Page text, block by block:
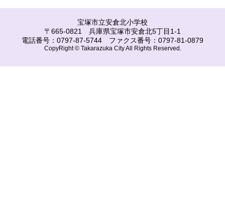
宝塚市立安倉北小学校
〒665-0821 兵庫県宝塚市安倉北5丁目1-1
電話番号：0797-87-5744 ファクス番号：0797-81-0879
CopyRight © Takarazuka City All Rights Reserved.